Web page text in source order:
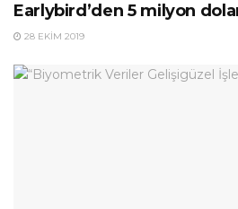
Earlybird’den 5 milyon
28 EKIM 2019